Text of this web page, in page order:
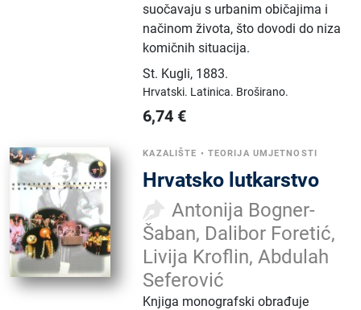
suočavaju s urbanim običajima i
načinom života, što dovodi do niza
komičnih situacija.
St. Kugli, 1883.
Hrvatski. Latinica. Broširano.
6,74 €
KAZALIŠTE • TEORIJA UMJETNOSTI
Hrvatsko lutkarstvo
Antonija Bogner-
Šaban, Dalibor Foretić,
Livija Kroflin, Abdulah
Seferović
Knjiga monografski obrađuje